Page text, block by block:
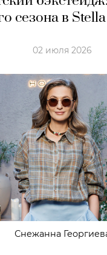
сезона в
02 июля 2026
Снежанна